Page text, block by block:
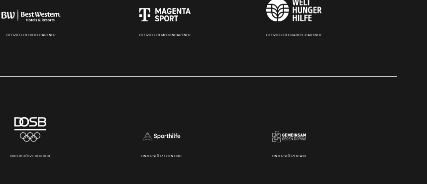
OFFIZIELLER HOTELPARTNER OFFIZIELLER MEDIENPARTNER OFFIZIELLER CHARITY-PARTNER
UNTERSTÜTZT DEN DBB UNTERSTÜTZT DEN DBB UNTERSTÜTZEN WIR